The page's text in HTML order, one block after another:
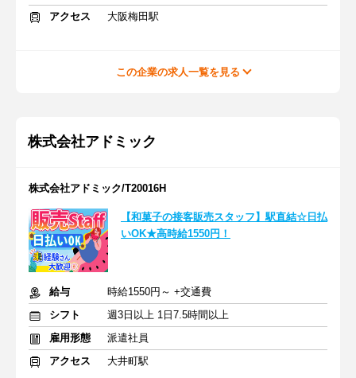
アクセス
大阪梅田駅
この企業の求人一覧を見る
株式会社アドミック
株式会社アドミック/T20016H
【和菓子の接客販売スタッフ】駅直結☆日払
いOK★高時給1550円！
給与
時給1550円～ +交通費
シフト
週3日以上 1日7.5時間以上
雇用形態
派遣社員
アクセス
大井町駅